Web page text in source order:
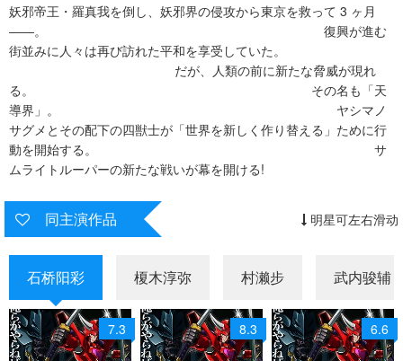
妖邪帝王・羅真我を倒し、妖邪界の侵攻から東京を救って 3 ヶ月
――。 復興が進む
街並みに人々は再び訪れた平和を享受していた。
だが、人類の前に新たな脅威が現れ
る。 その名も「天
導界」。 ヤシマノ
サグメとその配下の四獣士が「世界を新しく作り替える」ために行
動を開始する。 サ
ムライトルーパーの新たな戦いが幕を開ける!
同主演作品 明星可左右滑动
石桥阳彩 榎木淳弥 村濑步 武内骏辅
7.3 8.3 6.6